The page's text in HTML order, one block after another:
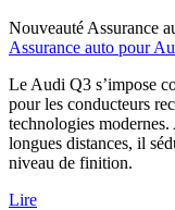
Nouveauté Assurance
Assurance auto pour
Le Audi Q3 s’impose
pour les conducteurs
technologies
longues distances, il
niveau de finition.
Lire